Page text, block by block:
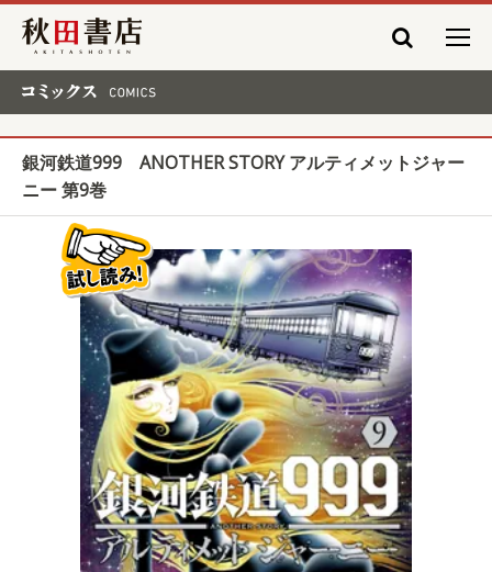
秋田書店
銀河鉄道999 ANOTHER STORY アルティメットジャー
ニー 第9巻